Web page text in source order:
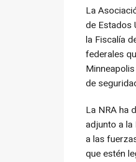
La
de Estados
la Fiscalía
federales
de
La NRA ha
adjunto a la
a las
que estén